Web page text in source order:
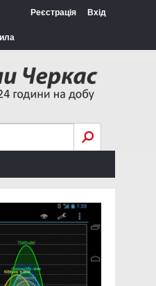
Реєстрація Вхід